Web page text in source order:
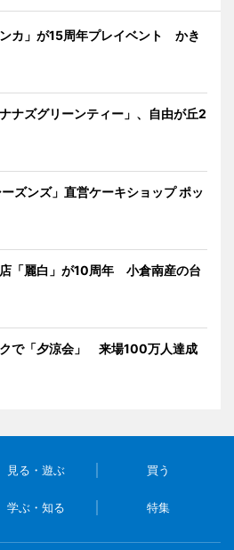
カ」が15周年プレイベント かき
ナズグリーンティー」、自由が丘2
ズンズ」直営ケーキショップ ポッ
「麗白」が10周年 小倉南産の台
で「夕涼会」 来場100万人達成
見る・遊ぶ 買う
学ぶ・知る 特集